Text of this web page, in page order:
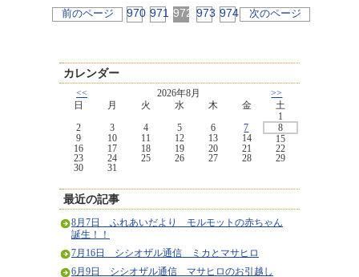
前のページ 970 971 972 973 974 次のページ
カレンダー
<< 2026年8月
>>
日
月 火 水 木 金
土
1
2
3 4 5 6 7
8
9
10 11 12 13 14
15
16
17 18 19 20 21
22
23
24 25 26 27 28
29
30
31
最近の記事
8月7日 ふれあいだより モルモットの赤ちゃん
誕生！！
7月16日 シシオザル通信 ミカとマサヒロ
6月9日 シシオザル通信 マサヒロのお引越し